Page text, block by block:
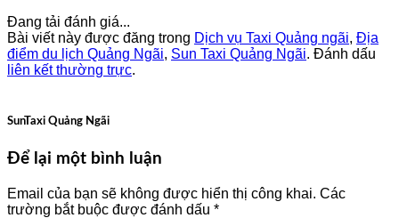
Đang tải đánh giá...
Bài viết này được đăng trong Dịch vụ Taxi Quảng ngãi, Địa
điểm du lịch Quảng Ngãi, Sun Taxi Quảng Ngãi. Đánh dấu
liên kết thường trực.
SunTaxi Quảng Ngãi
Để lại một bình luận
Email của bạn sẽ không được hiển thị công khai. Các
trường bắt buộc được đánh dấu *